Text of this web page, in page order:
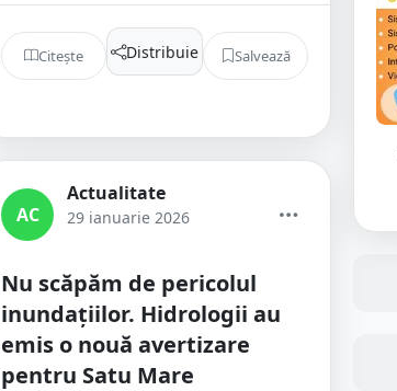
Citește Distribuie Salvează
AC
Actualitate
29 ianuarie 2026
Nu scăpăm de pericolul
inundațiilor. Hidrologii au
emis o nouă avertizare
pentru Satu Mare